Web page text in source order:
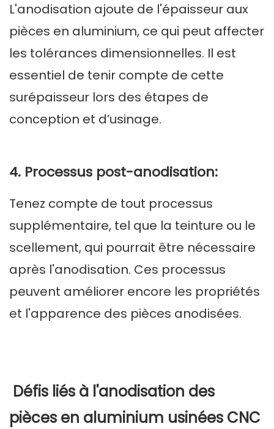
L'anodisation ajoute de l'épaisseur aux
pièces en aluminium, ce qui peut affecter
les tolérances dimensionnelles. Il est
essentiel de tenir compte de cette
surépaisseur lors des étapes de
conception et d’usinage.
4. Processus post-anodisation:
Tenez compte de tout processus
supplémentaire, tel que la teinture ou le
scellement, qui pourrait être nécessaire
après l'anodisation. Ces processus
peuvent améliorer encore les propriétés
et l'apparence des pièces anodisées.
Défis liés à l'anodisation des
pièces en aluminium usinées CNC